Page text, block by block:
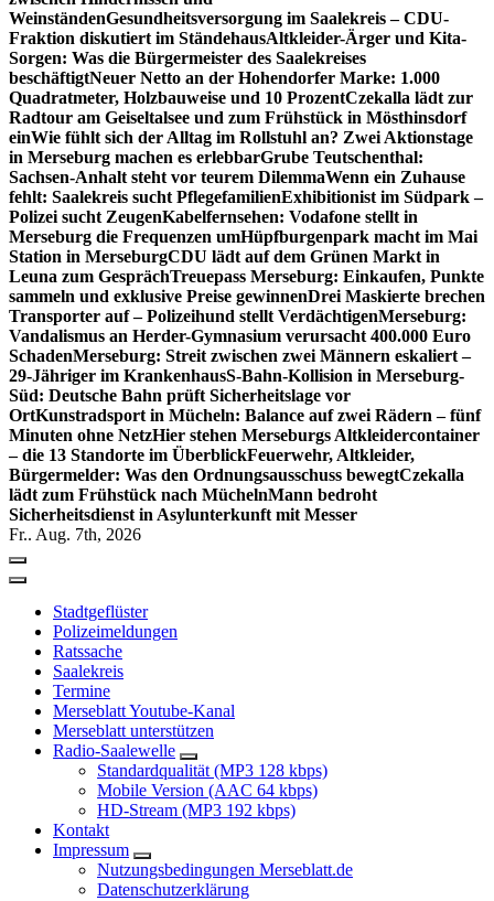
WeinständenGesundheitsversorgung im Saalekreis – CDU-
Fraktion diskutiert im StändehausAltkleider-Ärger und Kita-
Sorgen: Was die Bürgermeister des Saalekreises
beschäftigtNeuer Netto an der Hohendorfer Marke: 1.000
Quadratmeter, Holzbauweise und 10 ProzentCzekalla lädt zur
Radtour am Geiseltalsee und zum Frühstück in Mösthinsdorf
einWie fühlt sich der Alltag im Rollstuhl an? Zwei Aktionstage
in Merseburg machen es erlebbarGrube Teutschenthal:
Sachsen-Anhalt steht vor teurem DilemmaWenn ein Zuhause
fehlt: Saalekreis sucht PflegefamilienExhibitionist im Südpark –
Polizei sucht ZeugenKabelfernsehen: Vodafone stellt in
Merseburg die Frequenzen umHüpfburgenpark macht im Mai
Station in MerseburgCDU lädt auf dem Grünen Markt in
Leuna zum GesprächTreuepass Merseburg: Einkaufen, Punkte
sammeln und exklusive Preise gewinnenDrei Maskierte brechen
Transporter auf – Polizeihund stellt VerdächtigenMerseburg:
Vandalismus an Herder-Gymnasium verursacht 400.000 Euro
SchadenMerseburg: Streit zwischen zwei Männern eskaliert –
29-Jähriger im KrankenhausS-Bahn-Kollision in Merseburg-
Süd: Deutsche Bahn prüft Sicherheitslage vor
OrtKunstradsport in Mücheln: Balance auf zwei Rädern – fünf
Minuten ohne NetzHier stehen Merseburgs Altkleidercontainer
– die 13 Standorte im ÜberblickFeuerwehr, Altkleider,
Bürgermelder: Was den Ordnungsausschuss bewegtCzekalla
lädt zum Frühstück nach MüchelnMann bedroht
Sicherheitsdienst in Asylunterkunft mit Messer
Fr.. Aug. 7th, 2026
Stadtgeflüster
Polizeimeldungen
Ratssache
Saalekreis
Termine
Merseblatt Youtube-Kanal
Merseblatt unterstützen
Radio-Saalewelle
Standardqualität (MP3 128 kbps)
Mobile Version (AAC 64 kbps)
HD-Stream (MP3 192 kbps)
Kontakt
Impressum
Nutzungsbedingungen Merseblatt.de
Datenschutzerklärung